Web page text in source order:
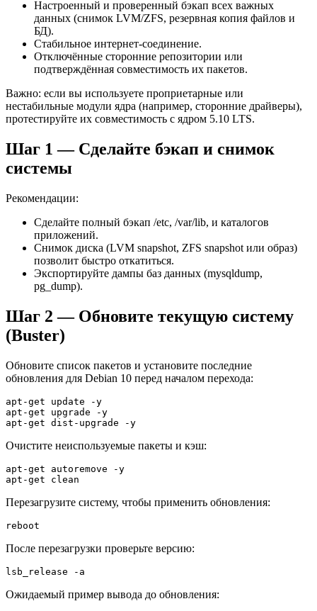
Настроенный и проверенный бэкап всех важных
данных (снимок LVM/ZFS, резервная копия файлов и
БД).
Стабильное интернет-соединение.
Отключённые сторонние репозитории или
подтверждённая совместимость их пакетов.
Важно: если вы используете проприетарные или
нестабильные модули ядра (например, сторонние драйверы),
протестируйте их совместимость с ядром 5.10 LTS.
Шаг 1 — Сделайте бэкап и снимок
системы
Рекомендации:
Сделайте полный бэкап /etc, /var/lib, и каталогов
приложений.
Снимок диска (LVM snapshot, ZFS snapshot или образ)
позволит быстро откатиться.
Экспортируйте дампы баз данных (mysqldump,
pg_dump).
Шаг 2 — Обновите текущую систему
(Buster)
Обновите список пакетов и установите последние
обновления для Debian 10 перед началом перехода:
apt-get update -y
apt-get upgrade -y
apt-get dist-upgrade -y
Очистите неиспользуемые пакеты и кэш:
apt-get autoremove -y
apt-get clean
Перезагрузите систему, чтобы применить обновления:
reboot
После перезагрузки проверьте версию:
lsb_release -a
Ожидаемый пример вывода до обновления: